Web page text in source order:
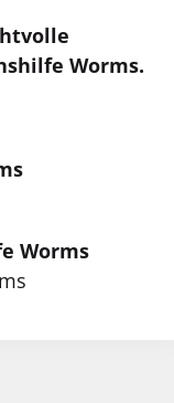
Worms.
Worms